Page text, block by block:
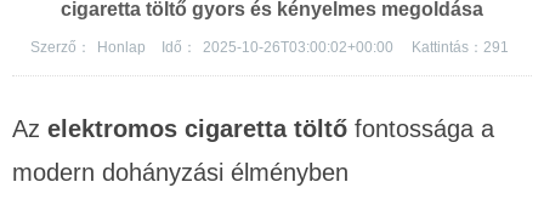
cigaretta töltő gyors és kényelmes megoldása
Szerző： Honlap Idő： 2025-10-26T03:00:02+00:00 Kattintás： 291
Az elektromos cigaretta töltő fontossága a
modern dohányzási élményben